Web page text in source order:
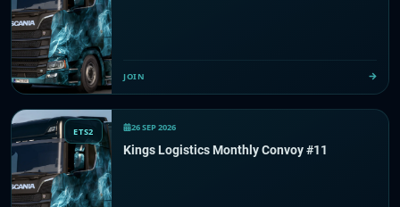
JOIN
ETS2 26 SEP 2026
Kings Logistics Monthly Convoy #11